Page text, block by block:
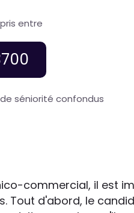
entre
séniorité confondus
commercial, il est
Tout d'abord, le